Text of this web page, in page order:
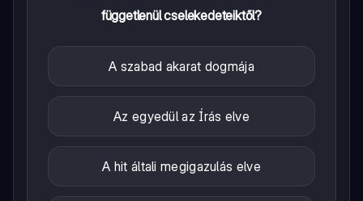
függetlenül cselekedeteiktől?
A szabad akarat dogmája
Az egyedül az Írás elve
A hit általi megigazulás elve